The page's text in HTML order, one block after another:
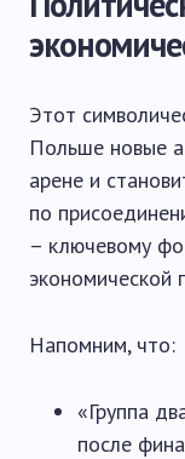
Этот
Польше новые
арене и
по
– ключевому
экономической
Напомним, что:
«Группа
после